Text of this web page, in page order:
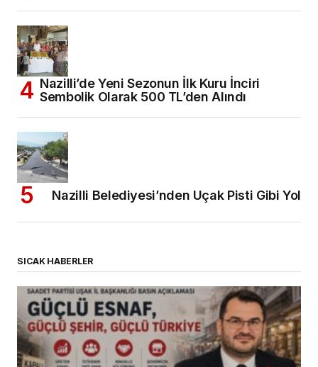
Nazilli’de Yeni Sezonun İlk Kuru İnciri
Sembolik Olarak 500 TL’den Alındı
Nazilli Belediyesi’nden Uçak Pisti Gibi Yol
SICAK HABERLER